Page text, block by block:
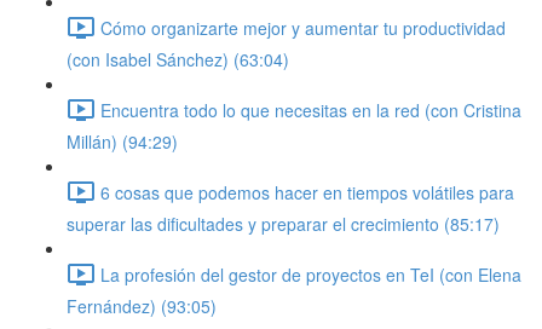
Cómo organizarte mejor y aumentar tu productividad
(con Isabel Sánchez) (63:04)
Encuentra todo lo que necesitas en la red (con Cristina
Millán) (94:29)
6 cosas que podemos hacer en tiempos volátiles para
superar las dificultades y preparar el crecimiento (85:17)
La profesión del gestor de proyectos en TeI (con Elena
Fernández) (93:05)